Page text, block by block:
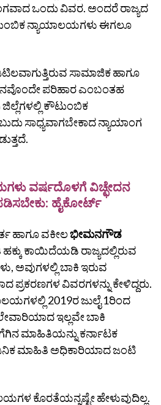
ಒಂದು ವಿವರ. ಅಂದರೆ ರಾಜ್ಯದ
ನ್ಯಾಯಾಲಯಗಳು ಈಗಲೂ
ಸಾಮಾಜಿಕ ಹಾಗೂ
ಪರಿಹಾರ ಎಂಬಂತಹ
ಕೌಟುಂಬಿಕ
ಸಾಧ್ಯವಾಗಬೇಕಾದ ನ್ಯಾಯಾಂಗ
ವರ್ಷದೊಳಗೆ ವಿಚ್ಛೇದನ
ಹೈಕೋರ್ಟ್‌
ಹಾಗೂ ವಕೀಲಭೀಮನಗೌಡ
ಕಾಯಿದೆಯಡಿ ರಾಜ್ಯದಲ್ಲಿರುವ
ಅವುಗಳಲ್ಲಿ ಬಾಕಿ ಇರುವ
ಪ್ರಕರಣಗಳ ವಿವರಗಳನ್ನು ಕೇಳಿದ್ದರು.
2019ರ ಜುಲೈ 1ರಿಂದ
ಇಲ್ಲವೇ ಬಾಕಿ
ಮಾಹಿತಿಯನ್ನು ಕರ್ನಾಟಕ
ಮಾಹಿತಿ ಅಧಿಕಾರಿಯಾದ ಜಂಟಿ
ಕೊರತೆಯನ್ನಷ್ಟೇ ಹೇಳುವುದಿಲ್ಲ.